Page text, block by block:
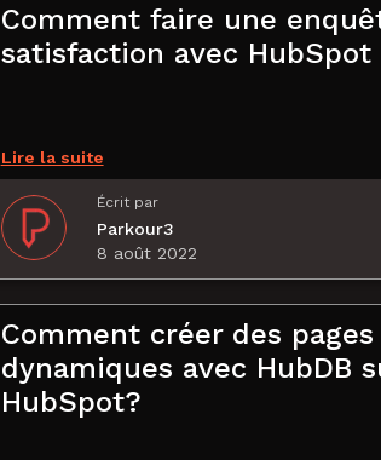
Comment faire une
satisfaction avec HubSpot
Lire la suite
Écrit par
Parkour3
8 août 2022
Comment créer des pages
dynamiques avec HubDB
HubSpot?